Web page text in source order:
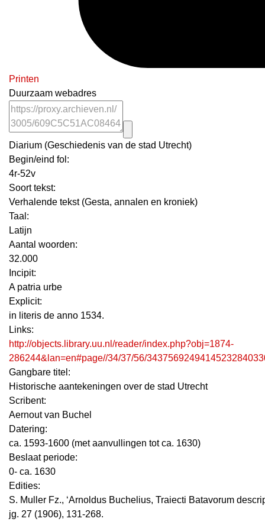
Printen
Duurzaam webadres
Diarium (Geschiedenis van de stad Utrecht)
Begin/eind fol:
4r-52v
Soort tekst:
Verhalende tekst (Gesta, annalen en kroniek)
Taal:
Latijn
Aantal woorden:
32.000
Incipit:
A patria urbe
Explicit:
in literis de anno 1534.
Links:
http://objects.library.uu.nl/reader/index.php?obj=1874-
286244&lan=en#page//34/37/56/
Gangbare titel:
Historische aantekeningen over de stad Utrecht
Scribent:
Aernout van Buchel
Datering:
ca. 1593-1600 (met aanvullingen tot ca. 1630)
Beslaat periode:
0- ca. 1630
Edities:
S. Muller Fz., ‘Arnoldus Buchelius, Traiecti Batavorum
jg. 27 (1906), 131-268.